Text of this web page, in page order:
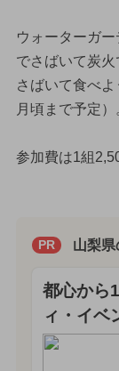
ウォーターガ
でさばいて炭
さばいて食べ
月頃まで予定）
参加費は1組
PR 山梨
都心から
ィ・イベ